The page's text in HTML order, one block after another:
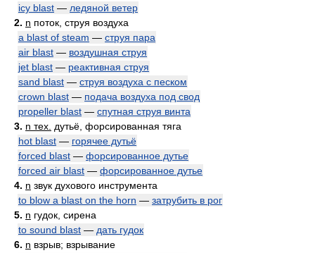
icy blast — ледяной ветер
2. n поток, струя воздуха
a blast of steam — струя пара
air blast — воздушная струя
jet blast — реактивная струя
sand blast — струя воздуха с песком
crown blast — подача воздуха под свод
propeller blast — спутная струя винта
3. n тех. дутьё, форсированная тяга
hot blast — горячее дутьё
forced blast — форсированное дутье
forced air blast — форсированное дутье
4. n звук духового инструмента
to blow a blast on the horn — затрубить в рог
5. n гудок, сирена
to sound blast — дать гудок
6. n взрыв; взрывание